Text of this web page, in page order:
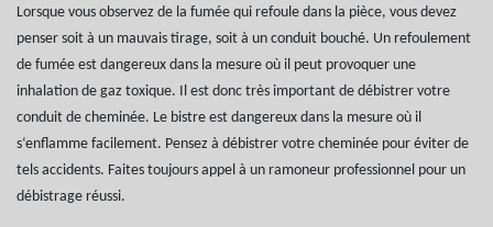
Lorsque vous observez de la fumée qui refoule dans la pièce, vous devez
penser soit à un mauvais tirage, soit à un conduit bouché. Un refoulement
de fumée est dangereux dans la mesure où il peut provoquer une
inhalation de gaz toxique. Il est donc très important de débistrer votre
conduit de cheminée. Le bistre est dangereux dans la mesure où il
s‘enflamme facilement. Pensez à débistrer votre cheminée pour éviter de
tels accidents. Faites toujours appel à un ramoneur professionnel pour un
débistrage réussi.